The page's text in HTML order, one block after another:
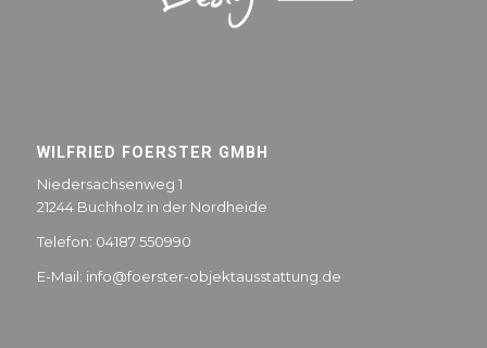
WILFRIED FOERSTER GMBH
Niedersachsenweg 1
21244 Buchholz in der Nordheide
Telefon: 04187 550990
E-Mail: info@foerster-objektausstattung.de